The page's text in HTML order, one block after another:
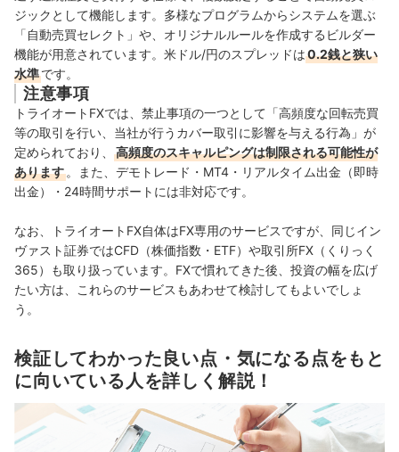
ジックとして機能します。多様なプログラムからシステムを選ぶ
「自動売買セレクト」や、オリジナルルールを作成するビルダー
機能が用意されています。米ドル/円のスプレッドは0.2銭と狭い
水準です。
注意事項
トライオートFXでは、禁止事項の一つとして「高頻度な回転売買
等の取引を行い、当社が行うカバー取引に影響を与える行為」が
定められており、
高頻度のスキャルピングは制限される可能性が
あります 。また、デモトレード・MT4・リアルタイム出金（即時
出金）・24時間サポートには非対応です。
なお、トライオートFX自体はFX専用のサービスですが、同じイン
ヴァスト証券ではCFD（株価指数・ETF）や取引所FX（くりっく
365）も取り扱っています。FXで慣れてきた後、投資の幅を広げ
たい方は、これらのサービスもあわせて検討してもよいでしょ
う。
検証してわかった良い点・気になる点をもと
に向いている人を詳しく解説！